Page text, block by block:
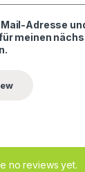
Adresse
meinen
no reviews yet.